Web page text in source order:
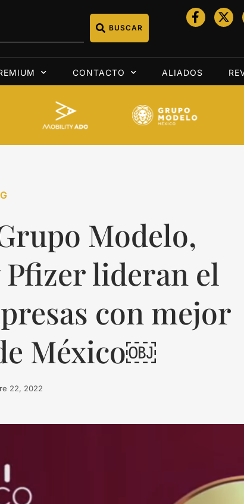
BUSCAR
CONTACTO ALIADOS
Modelo,
Pfizer lideran el
con mejor
México￼
22, 2022